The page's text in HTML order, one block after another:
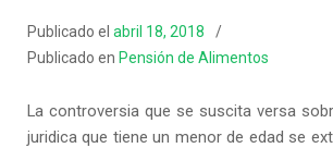
Publicado el abril 18, 2018
Publicado en Pensión de Alimentos
La controversia que se suscita versa
juridica que tiene un menor de edad se